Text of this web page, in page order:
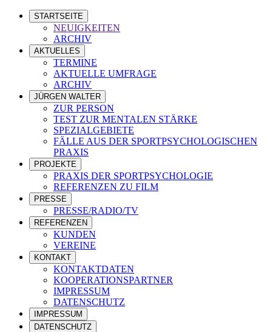
STARTSEITE
NEUIGKEITEN
ARCHIV
AKTUELLES
TERMINE
AKTUELLE UMFRAGE
ARCHIV
JÜRGEN WALTER
ZUR PERSON
TEST ZUR MENTALEN STÄRKE
SPEZIALGEBIETE
FÄLLE AUS DER SPORTPSYCHOLOGISCHEN
PRAXIS
PROJEKTE
PRAXIS DER SPORTPSYCHOLOGIE
REFERENZEN ZU FILM
PRESSE
PRESSE/RADIO/TV
REFERENZEN
KUNDEN
VEREINE
KONTAKT
KONTAKTDATEN
KOOPERATIONSPARTNER
IMPRESSUM
DATENSCHUTZ
IMPRESSUM
DATENSCHUTZ